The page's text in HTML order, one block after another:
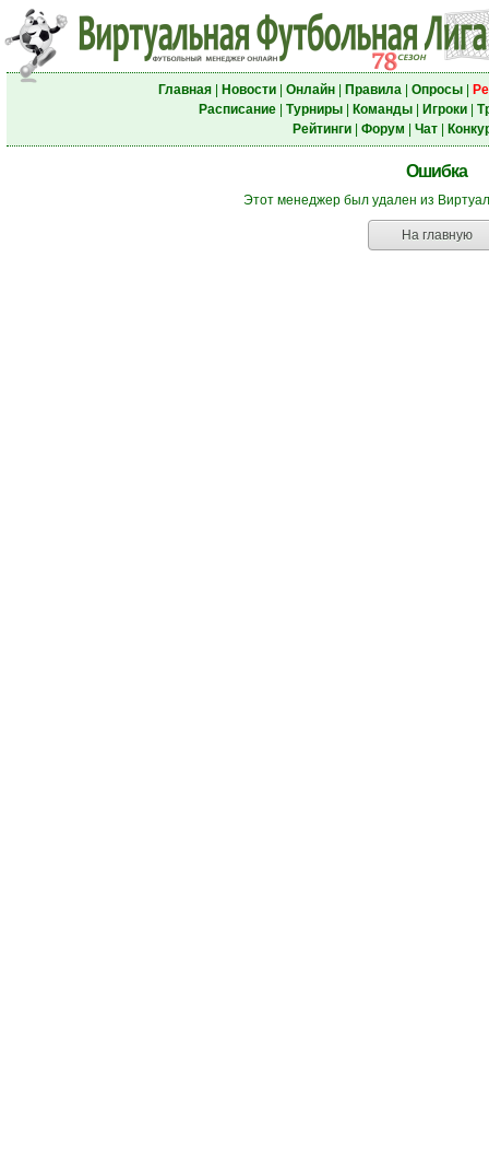
Главная| Новости| Онлайн| Правила| Опросы|
Расписание| Турниры| Команды| Игроки|
Рейтинги| Форум Чат|
Ошибка
Этот менеджер был удален из
На главную